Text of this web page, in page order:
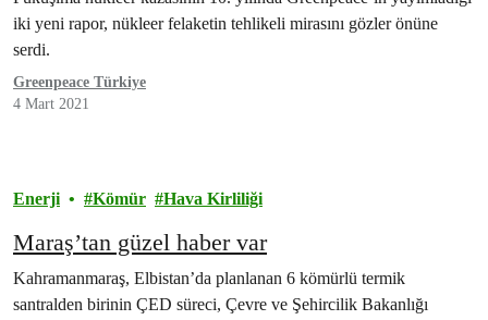
iki yeni rapor, nükleer felaketin tehlikeli mirasını gözler önüne
serdi.
Greenpeace Türkiye
4 Mart 2021
Enerji Kömür Hava Kirliliği
Maraş’tan güzel haber var
Kahramanmaraş, Elbistan’da planlanan 6 kömürlü termik
santralden birinin ÇED süreci, Çevre ve Şehircilik Bakanlığı